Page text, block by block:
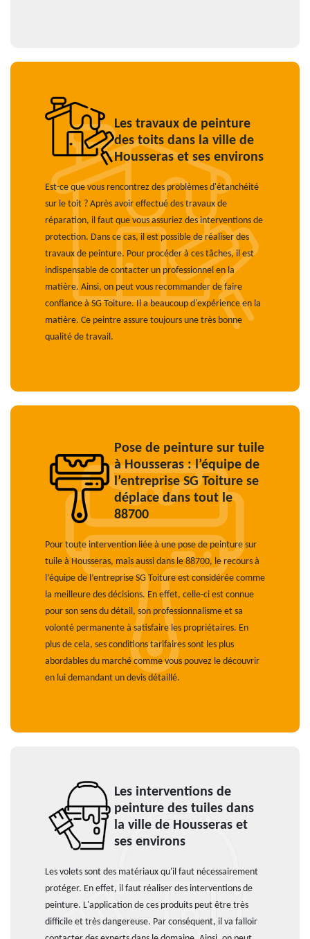
Les travaux de peinture
des toits dans la ville de
Housseras et ses environs
Est-ce que vous rencontrez des problèmes d'étanchéité
sur le toit ? Après avoir effectué des travaux de
réparation, il faut que vous assuriez des interventions de
protection. Dans ce cas, il est possible de réaliser des
travaux de peinture. Pour procéder à ces tâches, il est
indispensable de contacter un professionnel en la
matière. Ainsi, on peut vous recommander de faire
confiance à SG Toiture. Il a beaucoup d'expérience en la
matière. Ce peintre assure toujours une très bonne
qualité de travail.
Pose de peinture sur tuile
à Housseras : l’équipe de
l’entreprise SG Toiture se
déplace dans tout le
88700
Pour toute intervention liée à une pose de peinture sur
tuile à Housseras, mais aussi dans le 88700, le recours à
l’équipe de l’entreprise SG Toiture est considérée comme
la meilleure des décisions. En effet, celle-ci est connue
pour son sens du détail, son professionnalisme et sa
volonté permanente à satisfaire les propriétaires. En
plus de cela, ses conditions tarifaires sont les plus
abordables du marché comme vous pouvez le découvrir
en lui demandant un devis détaillé.
Les interventions de
peinture des tuiles dans
la ville de Housseras et
ses environs
Les volets sont des matériaux qu'il faut nécessairement
protéger. En effet, il faut réaliser des interventions de
peinture. L'application de ces produits peut être très
difficile et très dangereuse. Par conséquent, il va falloir